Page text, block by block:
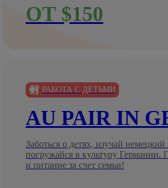
ОТ $150
РАБОТА С ДЕТЬМИ
AU PAIR IN
Заботься о детях, изучай немецкий
погружайся в культуру Германии.
и питание за счет семьи!